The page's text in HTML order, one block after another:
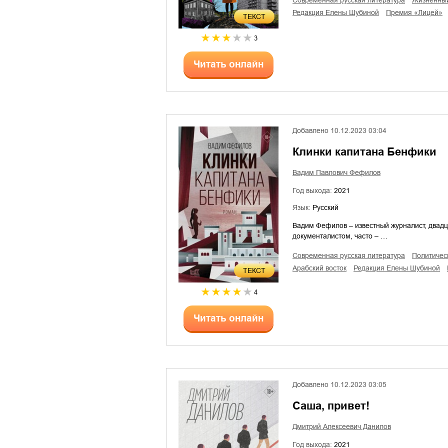
ТЕКСТ
3
Читать онлайн
редакция Елены Шубиной
премия «Лицей»
ТЕКСТ
4
Читать онлайн
Добавлено 10.12.2023 03:04
Клинки капитана Бенфики
Вадим Павлович Фефилов
Год выхода: 2021
Язык: Русский
Вадим Фефилов – известный журналист,
документалистом, часто – …
современная русская литература
арабский восток
редакция Елены Шубиной
Добавлено 10.12.2023 03:05
Саша, привет!
Дмитрий Алексеевич Данилов
Год выхода: 2021